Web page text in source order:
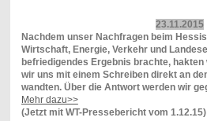
23.11.2015
Nachdem unser Nachfragen beim
Wirtschaft, Energie, Verkehr und
befriedigendes Ergebnis brachte, hakten
wir uns mit einem Schreiben direkt an
wandten. Über die Antwort werden wir
Mehr dazu>>
(Jetzt mit WT-Pressebericht vom 1.12.15)​